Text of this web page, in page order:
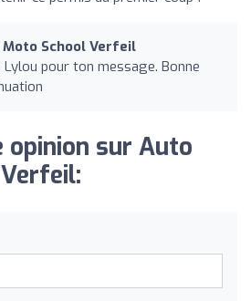
School Verfeil
Lylou pour ton message. Bonne
opinion sur Auto